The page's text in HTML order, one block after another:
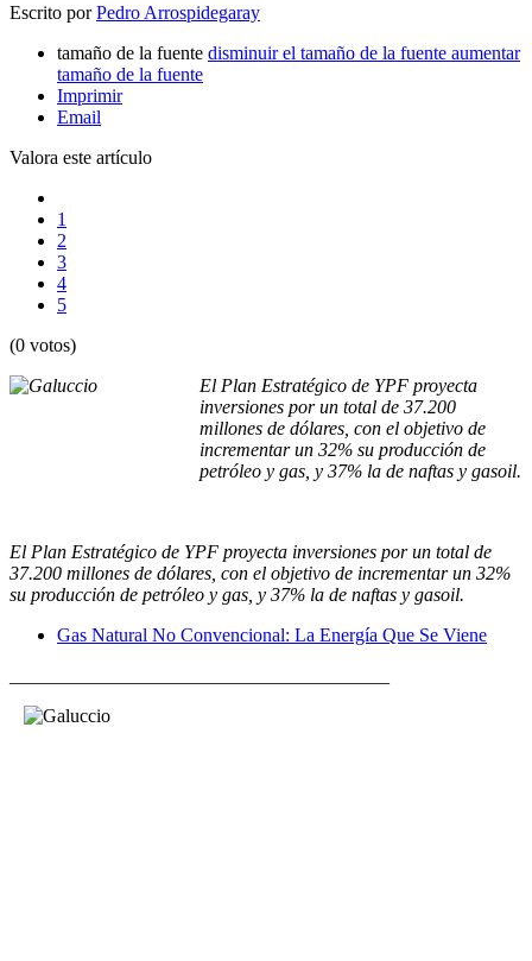
Escrito porPedro Arrospidegaray
tamaño de la fuente disminuir el tamaño de la fuente aumentar
tamaño de la fuente
Imprimir
Email
Valora este artículo
1
2
3
4
5
(0 votos)
El Plan Estratégico de YPF proyecta
inversiones por un total de 37.200
millones de dólares, con el objetivo de
incrementar un 32% su producción de
petróleo y gas, y 37% la de naftas y gasoil.
El Plan Estratégico de YPF proyecta inversiones por un total de
37.200 millones de dólares, con el objetivo de incrementar un 32%
su producción de petróleo y gas, y 37% la de naftas y gasoil.
Gas Natural No Convencional: La Energía Que Se Viene